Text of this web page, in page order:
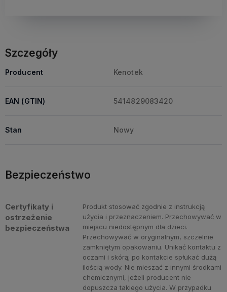
Szczegóły
Producent Kenotek
EAN (GTIN) 5414829083420
Stan Nowy
Bezpieczeństwo
Certyfikaty i
ostrzeżenie
bezpieczeństwa
Produkt stosować zgodnie z instrukcją
użycia i przeznaczeniem. Przechowywać w
miejscu niedostępnym dla dzieci.
Przechowywać w oryginalnym, szczelnie
zamkniętym opakowaniu. Unikać kontaktu z
oczami i skórą; po kontakcie spłukać dużą
ilością wody. Nie mieszać z innymi środkami
chemicznymi, jeżeli producent nie
dopuszcza takiego użycia. W przypadku